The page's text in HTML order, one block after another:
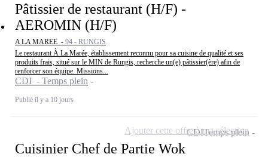
Pâtissier de restaurant (H/F) -
AEROMIN (H/F)
A LA MAREE - 94 - RUNGIS
Le restaurant À La Marée, établissement reconnu pour sa cuisine de qualité et ses
produits frais, situé sur le MIN de Rungis, recherche un(e) pâtissier(ère) afin de
renforcer son équipe. Missions...
CDI - Temps plein
Publié il y a 10 jours
Cuisinier Chef de Partie Wok
CDITemps plein
Ajouter cette offre à ma sélection